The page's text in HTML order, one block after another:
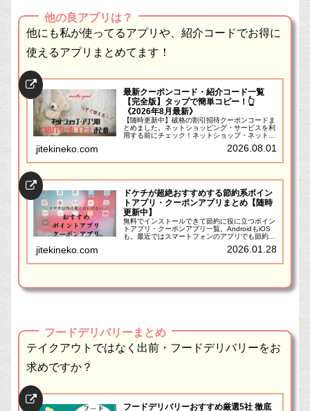
他の良アプリは？
他にも私が使ってるアプリや、紹介コードでお得に
使えるアプリまとめてます！
最新クーポンコード・紹介コード一覧
【完全版】タップで簡単コピー！👆
《2026年8月最新》
【随時更新中】破格の割引招待クーポンコードま
とめました。ネットショッピング・サービスを利
用する前にチェック！ネットショップ・ネットサ
ド」を入力することで、お得に利用できるものが
jitekineko.com 2026.08.01
ドケチが超絶おすすめする節約系ポイン
トアプリ・クーポンアプリまとめ【随時
更新中】
無料でインストールできて節約に役に立つポイン
トアプリ・クーポンアプリ一覧。AndroidもiOS
も。最近ではスマートフォンのアプリでも節約に
ポンアプリ、キャッシュレス・QRコード決済ア
jitekineko.com 2026.01.28
フードデリバリーまとめ
テイクアウトではなく出前・フードデリバリーをお
求めですか？
フードデリバリーおすすめ厳選5社 徹底